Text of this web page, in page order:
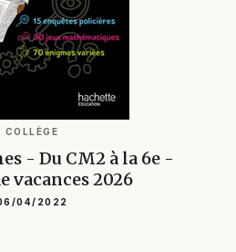
COLLÈGE
- Du CM2 à la 6e -
vacances 2026
04/2022